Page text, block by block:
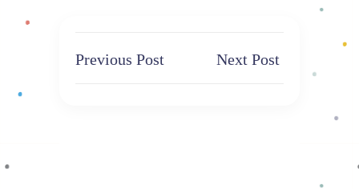
Previous Post Next Post